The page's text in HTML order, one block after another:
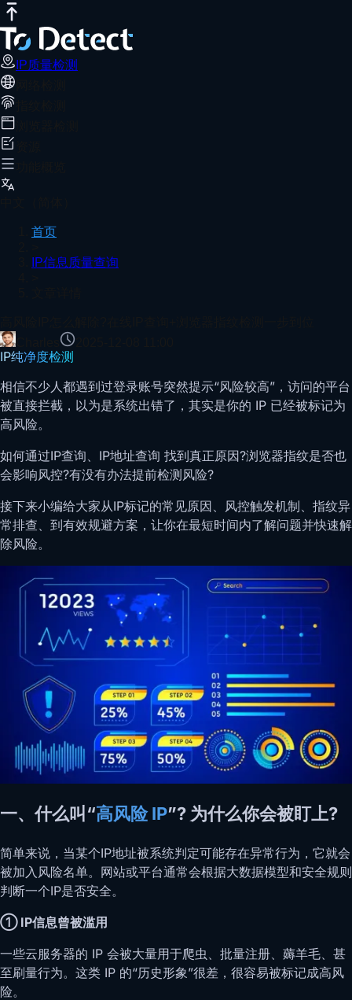
IP质量检测
高风险IP怎么解除?在线IP查询+浏览器指
高风险IP多因滥用历史、频繁换网或指纹异常所致。通过
首页
推荐阅读
IP质量检测
首页
IP信息质量查询
IP纯净度检测
相信不少人都遇到过登录账号突然提示“风险较高”，访问的平台
被直接拦截，以为是系统出错了，其实是你的 IP 已经被标记为
高风险。
如何通过IP查询、IP地址查询 找到真正原因?浏览器指纹是否也
会影响风控?有没有办法提前检测风险?
接下来小编给大家从IP标记的常见原因、风控触发机制、指纹异
常排查、到有效规避方案，让你在最短时间内了解问题并快速解
除风险。
一、什么叫“高风险 IP”? 为什么你会被盯上?
简单来说，当某个IP地址被系统判定可能存在异常行为，它就会
被加入风险名单。网站或平台通常会根据大数据模型和安全规则
判断一个IP是否安全。
① IP信息曾被滥用
一些云服务器的 IP 会被大量用于爬虫、批量注册、薅羊毛、甚
至刷量行为。这类 IP 的“历史形象”很差，很容易被标记成高风
险。